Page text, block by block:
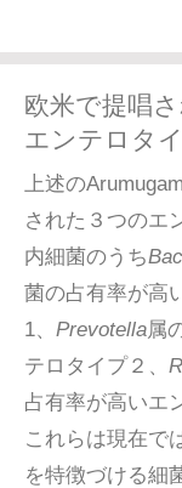
欧米で提唱
エンテロタ
上述の
された３つのエ
内細菌のうち
菌の占有率が高
1、 Prevotella属
テロタイプ２、
占有率が高いエ
これらは現在で
を特徴づける細